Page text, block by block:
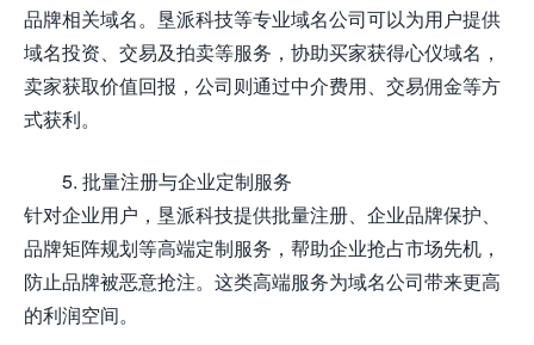
品牌相关域名。垦派科技等专业域名公司可以为用户提供
域名投资、交易及拍卖等服务，协助买家获得心仪域名，
卖家获取价值回报，公司则通过中介费用、交易佣金等方
式获利。
5. 批量注册与企业定制服务
针对企业用户，垦派科技提供批量注册、企业品牌保护、
品牌矩阵规划等高端定制服务，帮助企业抢占市场先机，
防止品牌被恶意抢注。这类高端服务为域名公司带来更高
的利润空间。